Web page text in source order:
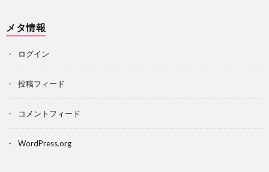
メタ情報
ログイン
投稿フィード
コメントフィード
WordPress.org